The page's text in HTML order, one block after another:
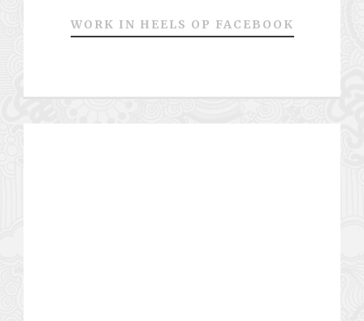
WORK IN HEELS OP FACEBOOK